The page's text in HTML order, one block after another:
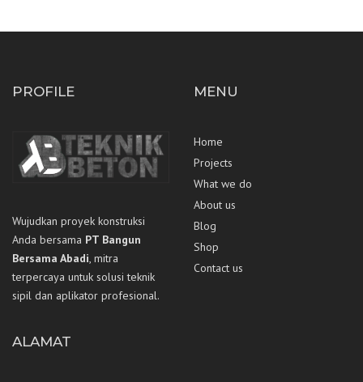
PROFILE
Wujudkan proyek konstruksi
Anda bersama PT Bangun
Bersama Abadi, mitra
terpercaya untuk solusi teknik
sipil dan aplikator profesional.
MENU
Home
Projects
What we do
About us
Blog
Shop
Contact us
ALAMAT